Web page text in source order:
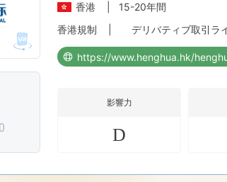
香港
15-20年間
香港規制
デリバティブ取引ラ
影響力
D